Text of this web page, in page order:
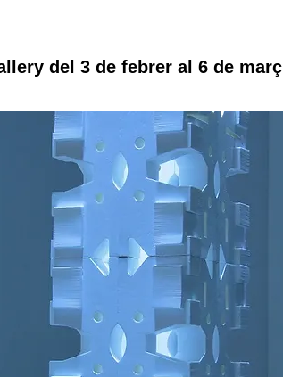
del 3 de febrer al 6 de